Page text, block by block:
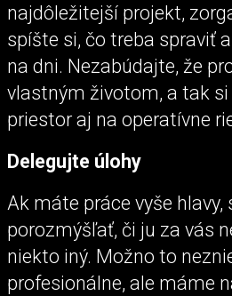
najdôležitejší projekt,
spíšte si, čo treba spraviť
na dni. Nezabúdajte, že
vlastným životom, a tak si
priestor aj na operatívne
Delegujte úlohy
Ak máte práce vyše hlavy,
porozmýšľať, či ju za vás
niekto iný. Možno to
profesionálne, ale máme